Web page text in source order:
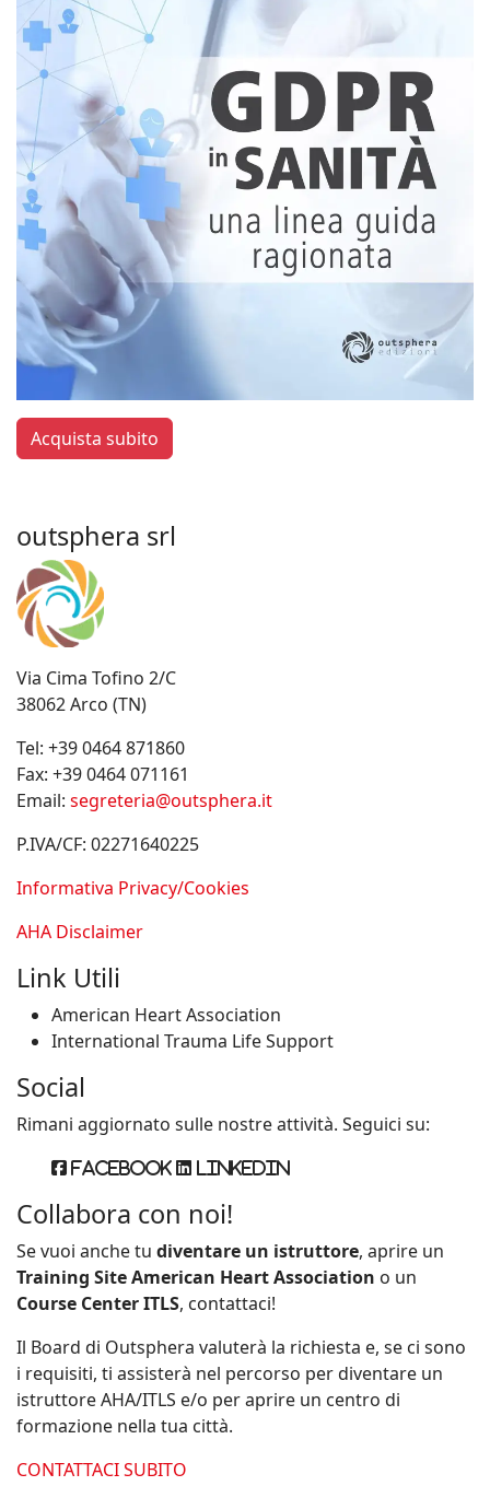
Acquista subito
outsphera srl
Via Cima Tofino 2/C
38062 Arco (TN)
Tel: +39 0464 871860
Fax: +39 0464 071161
Email: segreteria@outsphera.it
P.IVA/CF: 02271640225
Informativa Privacy/Cookies
AHA Disclaimer
Link Utili
American Heart Association
International Trauma Life Support
Social
Rimani aggiornato sulle nostre attività. Seguici su:
Facebook Linkedin
Collabora con noi!
Se vuoi anche tu diventare un istruttore, aprire un
Training Site American Heart Association o un
Course Center ITLS, contattaci!
Il Board di Outsphera valuterà la richiesta e, se ci sono
i requisiti, ti assisterà nel percorso per diventare un
istruttore AHA/ITLS e/o per aprire un centro di
formazione nella tua città.
CONTATTACI SUBITO